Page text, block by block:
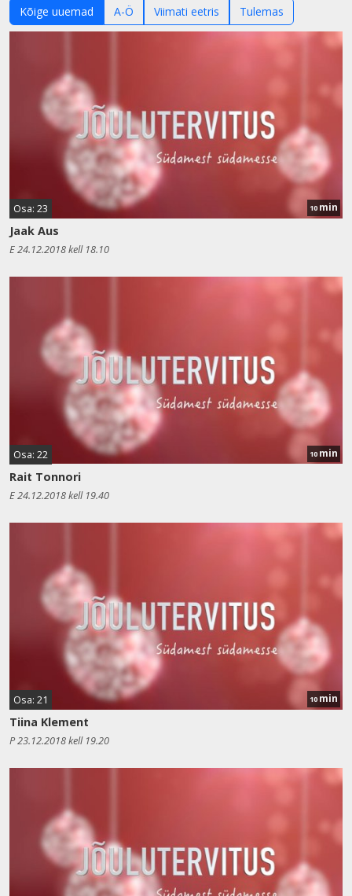
Kõige uuemad A-Ö Viimati eetris Tulemas
Osa: 23 10 min
Jaak Aus
E 24.12.2018 kell 18.10
Osa: 22 10 min
Rait Tonnori
E 24.12.2018 kell 19.40
Osa: 21 10 min
Tiina Klement
P 23.12.2018 kell 19.20